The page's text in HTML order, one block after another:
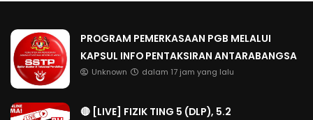
PROGRAM PEMERKASAAN PGB MELALUI
KAPSUL INFO PENTAKSIRAN ANTARABANGSA
Unknown dalam 17 jam yang lalu
🔴 [LIVE] FIZIK TING 5 (DLP), 5.2